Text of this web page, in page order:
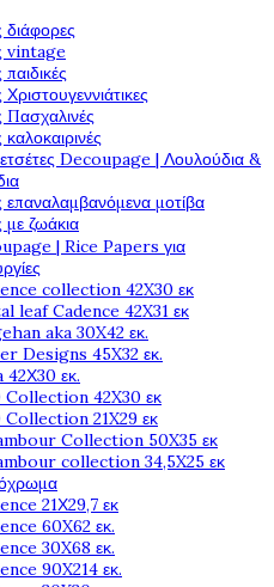
διάφορες
vintage
Πασχαλινές
Decoupage | Λουλούδια &
επαναλαμβανόμενα μοτίβα
με ζωάκια
| Rice Papers για
collection 42X30 εκ
leaf Cadence 42X31 εκ
aka 30X42 εκ.
Designs 45X32 εκ.
42Χ30 εκ.
Collection 42X30 εκ
Collection 21X29 εκ
Collection 50X35 εκ
collection 34,5X25 εκ
21Χ29,7 εκ
60X62 εκ.
30X68 εκ.
90X214 εκ.